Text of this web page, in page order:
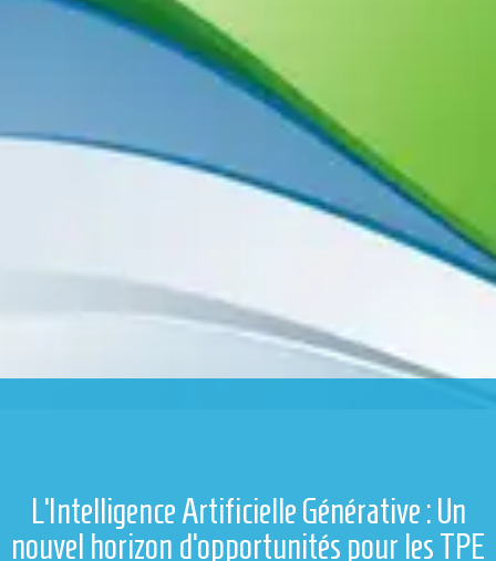
L’Intelligence Artificielle Générative : Un
nouvel horizon d’opportunités pour les TPE